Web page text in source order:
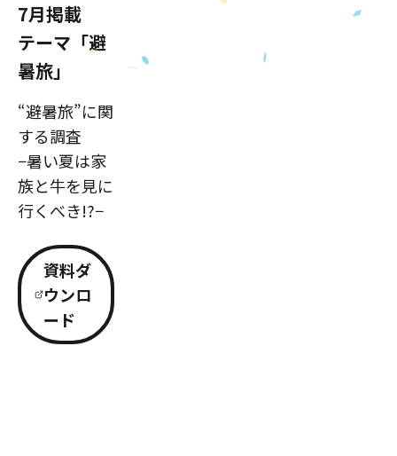
7月掲載
テーマ「避
暑旅」
“避暑旅”に関
する調査
−暑い夏は家
族と牛を見に
行くべき!?−
資料ダ
ウンロ
ード